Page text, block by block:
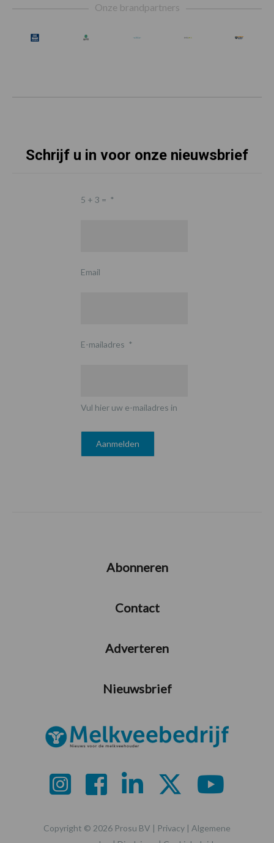
Onze brandpartners
Schrijf u in voor onze nieuwsbrief
5 + 3 = *
Email
E-mailadres *
Vul hier uw e-mailadres in
Abonneren
Contact
Adverteren
Nieuwsbrief
Copyright © 2026 Prosu BV | Privacy | Algemene